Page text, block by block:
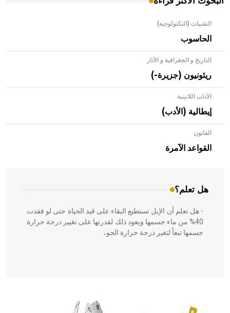
التقنيات (التكنولوجية)
الحاسوب
التاريخ و الجغرافية و الآثار
ريئونيون (جزيرة-)
الآداب اللاتينية
إيطالية (الأدب)
القانون
القواعد الآمرة
هل تعلم؟
- هل تعلم أن الأبلق نوع من الفنون الهندسية التي ارتبطت
بالعمارة الإسلامية في بلاد الشام ومصر خاصة، حيث يحرص
المعمار على بناء مداميكه وخاصة في الواجهات
- هل تعلم أن الإبل تستطيع البقاء على قيد الحياة حتى لو فقدت
40% من ماء جسمها ويعود ذلك لقدرتها على تغيير درجة حرارة
جسمها تبعاً لتغير درجة حرارة الجو،
الحكم، الأدلة، تنظيم التغذية، ورسالته في جروح الرأس. ويعود
له الفضل بأنه حرر الطب من الدين والفلسفة.